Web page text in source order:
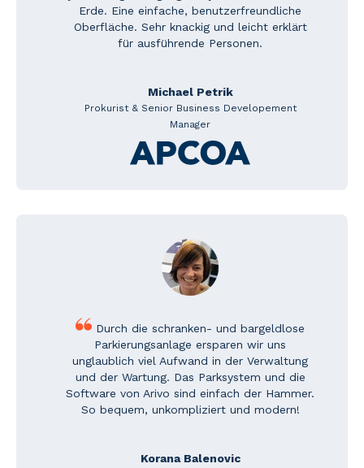
Erde. Eine einfache, benutzerfreundliche
Oberfläche. Sehr knackig und leicht erklärt
für ausführende Personen.
Michael Petrik
Prokurist & Senior Business Developement
Manager
Durch die schranken- und bargeldlose
Parkierungsanlage ersparen wir uns
unglaublich viel Aufwand in der Verwaltung
und der Wartung. Das Parksystem und die
Software von Arivo sind einfach der Hammer.
So bequem, un­kompli­ziert und modern!
Korana Balenovic